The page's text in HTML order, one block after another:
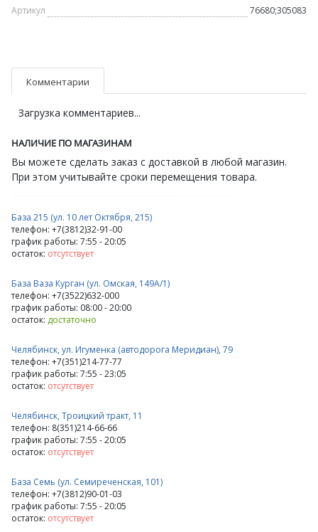
Артикул 76680;305083
Комментарии
Загрузка комментариев...
НАЛИЧИЕ ПО МАГАЗИНАМ
Вы можете сделать заказ с доставкой в любой магазин.
При этом учитывайте сроки перемещения товара.
База 215 (ул. 10 лет Октября, 215)
телефон: +7(3812)32-91-00
график работы: 7:55 - 20:05
остаток: отсутствует
База Ваза Курган (ул. Омская, 149А/1)
телефон: +7(3522)632-000
график работы: 08:00 - 20:00
остаток: достаточно
Челябинск, ул. Игуменка (автодорога Меридиан), 79
телефон: +7(351)214-77-77
график работы: 7:55 - 23:05
остаток: отсутствует
Челябинск, Троицкий тракт, 11
телефон: 8(351)214-66-66
график работы: 7:55 - 20:05
остаток: отсутствует
База Семь (ул. Семиреченская, 101)
телефон: +7(3812)90-01-03
график работы: 7:55 - 20:05
остаток: отсутствует